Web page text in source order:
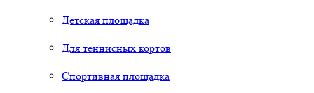
Детская площадка
Для теннисных кортов
Спортивная площадка